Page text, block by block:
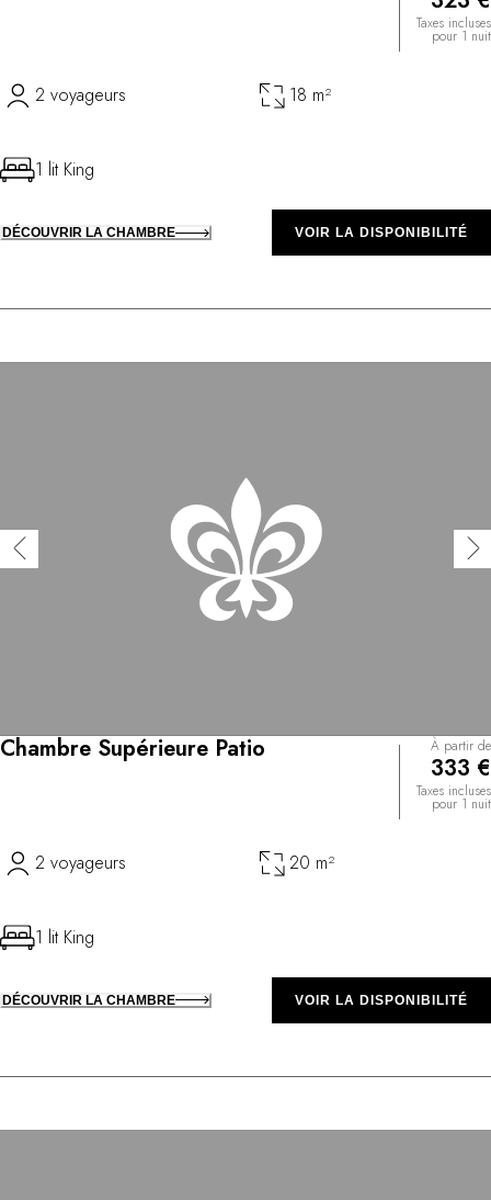
Taxes incluses
pour 1 nuit
2 voyageurs 18 m²
1 lit King
DÉCOUVRIR LA CHAMBRE VOIR LA DISPONIBILITÉ
Chambre Supérieure Patio À partir de
333 €
Taxes incluses
pour 1 nuit
2 voyageurs 20 m²
1 lit King
DÉCOUVRIR LA CHAMBRE VOIR LA DISPONIBILITÉ